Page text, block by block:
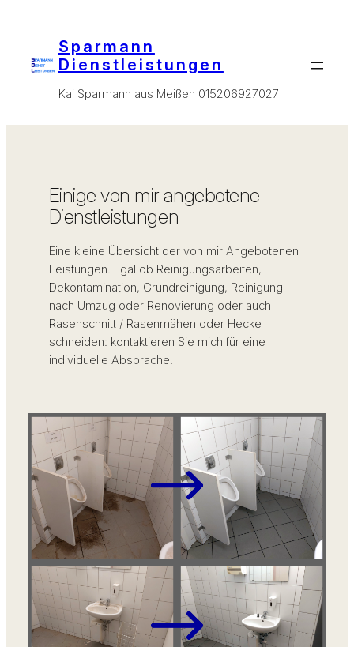
Sparmann
Dienstleistungen
Kai Sparmann aus Meißen 015206927027
Einige von mir angebotene
Dienstleistungen
Eine kleine Übersicht der von mir Angebotenen
Leistungen. Egal ob Reinigungsarbeiten,
Dekontamination, Grundreinigung, Reinigung
nach Umzug oder Renovierung oder auch
Rasenschnitt / Rasenmähen oder Hecke
schneiden: kontaktieren Sie mich für eine
individuelle Absprache.